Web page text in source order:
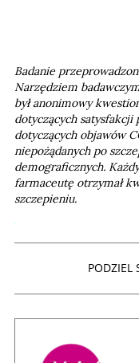
Badanie
Narzędziem
był anonimowy
dotyczących satysfakcji
dotyczących objawów
niepożądanych po
demograficznych.
farmaceutę otrzymał
szczepieniu.
PODZIEL